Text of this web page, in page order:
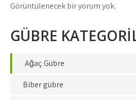
Görüntülenecek bir yorum yok.
GÜBRE
Ağaç Gübre
Biber gübre